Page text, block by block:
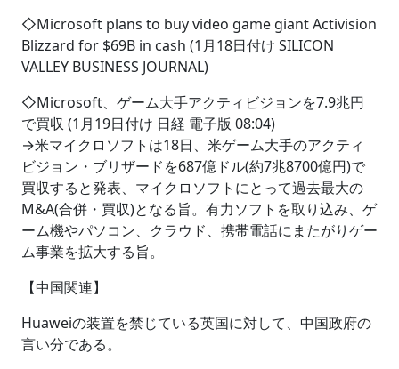
◇Microsoft plans to buy video game giant Activision
Blizzard for $69B in cash (1月18日付け SILICON
VALLEY BUSINESS JOURNAL)
◇Microsoft、ゲーム大手アクティビジョンを7.9兆円
で買収 (1月19日付け 日経 電子版 08:04)
→米マイクロソフトは18日、米ゲーム大手のアクティ
ビジョン・ブリザードを687億ドル(約7兆8700億円)で
買収すると発表、マイクロソフトにとって過去最大の
M&A(合併・買収)となる旨。有力ソフトを取り込み、ゲ
ーム機やパソコン、クラウド、携帯電話にまたがりゲー
ム事業を拡大する旨。
【中国関連】
Huaweiの装置を禁じている英国に対して、中国政府の
言い分である。